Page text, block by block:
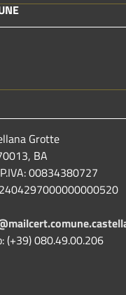
Grotte
BA
00834380727
(+39) 080.49.00.206